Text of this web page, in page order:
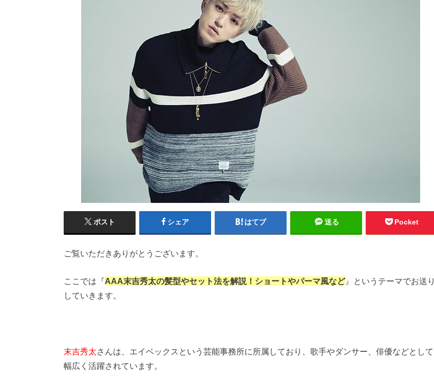
ポスト シェア はてブ 送る Pocket
ご覧いただきありがとうございます。
ここでは『AAA末吉秀太の髪型やセット法を解説！ショートやパーマ風など』というテーマでお送り
していきます。
末吉秀太さんは、エイベックスという芸能事務所に所属しており、歌手やダンサー、俳優などとして
幅広く活躍されています。